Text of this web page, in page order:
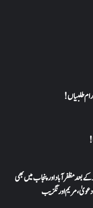
طلبیاں!
!
کے بعد مظفرآباد اور پنجاب میں بھی
مریم اورنگزیب